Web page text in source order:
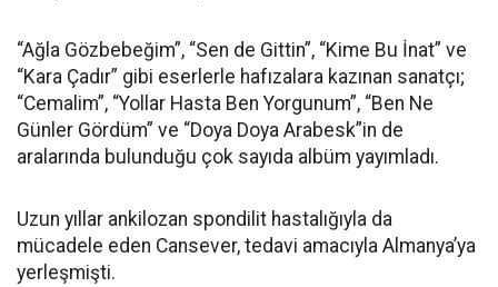
“Ağla Gözbebeğim”, “Sen de Gittin”, “Kime Bu İnat” ve
“Kara Çadır” gibi eserlerle hafızalara kazınan sanatçı;
“Cemalim”, “Yollar Hasta Ben Yorgunum”, “Ben Ne
Günler Gördüm” ve “Doya Doya Arabesk”in de
aralarında bulunduğu çok sayıda albüm yayımladı.
Uzun yıllar ankilozan spondilit hastalığıyla da
mücadele eden Cansever, tedavi amacıyla Almanya’ya
yerleşmişti.